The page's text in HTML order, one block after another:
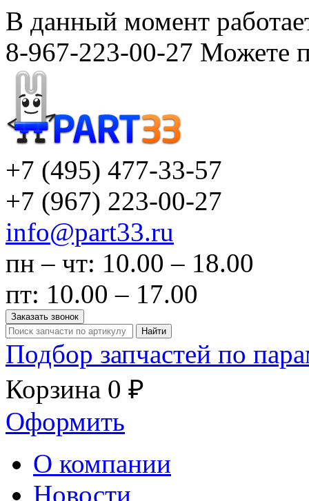
В данный момент
8-967-223-00-27 Можете
+7 (495) 477-33-57
+7 (967) 223-00-27
info@part33.ru
пн – чт: 10.00 – 18.00
пт: 10.00 – 17.00
Заказать звонок
Найти
Подбор запчастей по
Корзина 0 ₽
Оформить
О компании
Новости